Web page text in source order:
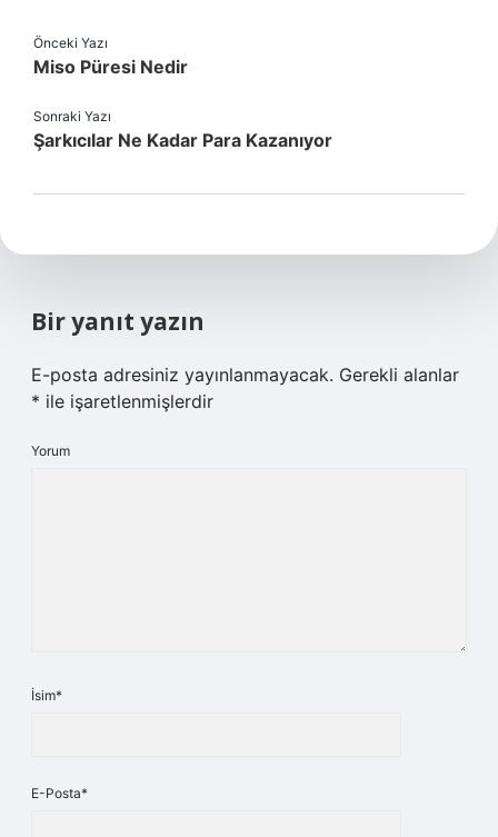
Önceki Yazı
Miso Püresi Nedir
Sonraki Yazı
Şarkıcılar Ne Kadar Para Kazanıyor
Bir yanıt yazın
E-posta adresiniz yayınlanmayacak. Gerekli alanlar
* ile işaretlenmişlerdir
Yorum
İsim*
E-Posta*